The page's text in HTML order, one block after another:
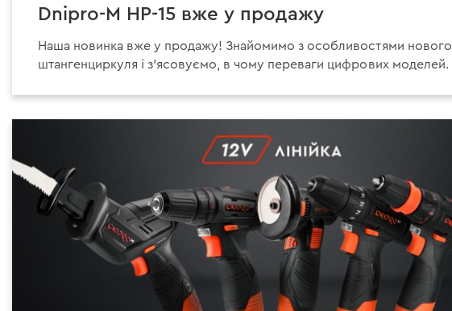
Dnipro-M HP-15 вже у продажу
Наша новинка вже у продажу! Знайомимо з особливостями нового
штангенциркуля і з'ясовуємо, в чому переваги цифрових моделей.